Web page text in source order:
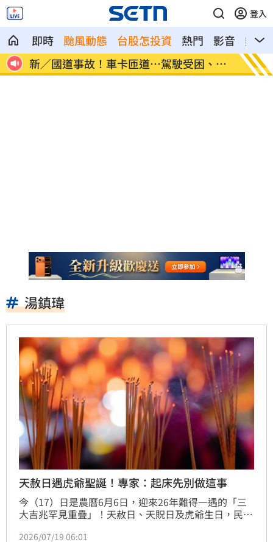
登入
即時 颱風動態 台股怎投資 熱門 影音
熱搜
昏
7縣市大雨特報開轟 白海豚減慢、雨炸3
天
國道
醫
湯鎮瑋
天赦日遇虎爺聖誕！專家：起床先別做這事
今（17）日是農曆6月6日，迎來26年難得一遇的「三
大吉兆罕見重疊」！天赦日、天貺日及虎爺生日，民間
理專家湯鎮瑋提醒，今日一起床「不要開口說話」，以
2026/07/19 06:01